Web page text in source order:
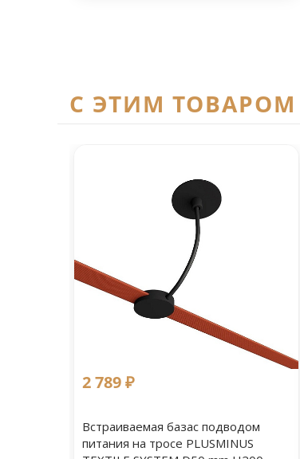
C ЭТИМ
2 789 ₽
Встраиваемая базас подводом
питания на тросе PLUSMINUS